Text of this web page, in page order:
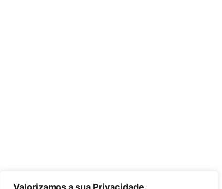
Valorizamos a sua Privacidade